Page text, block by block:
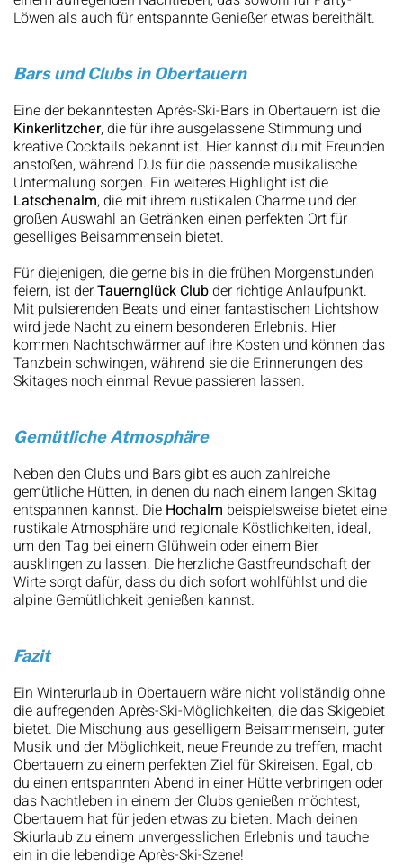
Löwen als auch für entspannte Genießer etwas bereithält.
Bars und Clubs in Obertauern
Eine der bekanntesten Après-Ski-Bars in Obertauern ist die
Kinkerlitzcher, die für ihre ausgelassene Stimmung und
kreative Cocktails bekannt ist. Hier kannst du mit Freunden
anstoßen, während DJs für die passende musikalische
Untermalung sorgen. Ein weiteres Highlight ist die
Latschenalm, die mit ihrem rustikalen Charme und der
großen Auswahl an Getränken einen perfekten Ort für
geselliges Beisammensein bietet.
Für diejenigen, die gerne bis in die frühen Morgenstunden
feiern, ist derTauernglück Clubder richtige Anlaufpunkt.
Mit pulsierenden Beats und einer fantastischen Lichtshow
wird jede Nacht zu einem besonderen Erlebnis. Hier
kommen Nachtschwärmer auf ihre Kosten und können das
Tanzbein schwingen, während sie die Erinnerungen des
Skitages noch einmal Revue passieren lassen.
Gemütliche Atmosphäre
Neben den Clubs und Bars gibt es auch zahlreiche
gemütliche Hütten, in denen du nach einem langen Skitag
entspannen kannst. Die Hochalm beispielsweise bietet eine
rustikale Atmosphäre und regionale Köstlichkeiten, ideal,
um den Tag bei einem Glühwein oder einem Bier
ausklingen zu lassen. Die herzliche Gastfreundschaft der
Wirte sorgt dafür, dass du dich sofort wohlfühlst und die
alpine Gemütlichkeit genießen kannst.
Fazit
Ein Winterurlaub in Obertauern wäre nicht vollständig ohne
die aufregenden Après-Ski-Möglichkeiten, die das Skigebiet
bietet. Die Mischung aus geselligem Beisammensein, guter
Musik und der Möglichkeit, neue Freunde zu treffen, macht
Obertauern zu einem perfekten Ziel für Skireisen. Egal, ob
du einen entspannten Abend in einer Hütte verbringen oder
das Nachtleben in einem der Clubs genießen möchtest,
Obertauern hat für jeden etwas zu bieten. Mach deinen
Skiurlaub zu einem unvergesslichen Erlebnis und tauche
ein in die lebendige Après-Ski-Szene!